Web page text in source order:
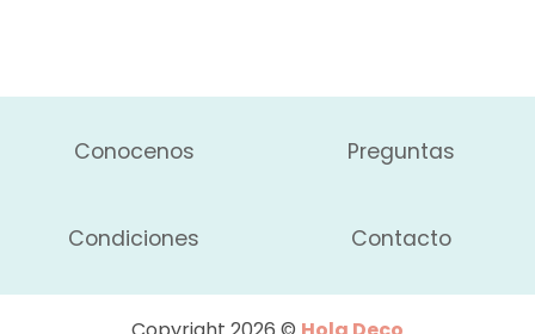
Conocenos Preguntas
Condiciones Contacto